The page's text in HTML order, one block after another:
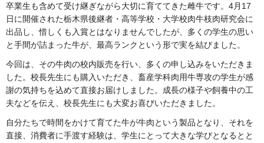
卒業生も含めて受け継ぎながら大切に育ててきた雌牛です。4月17
日に開催された栃木県後継者・高等学校・大学校肉牛枝肉研究会に
出品し、惜しくも入賞とはなりませんでしたが、多くの学生の思い
と手間が詰まった牛が、最高ランクという形で実を結びました。
今回は、その牛肉の校内販売を行い、多くの申し込みをいただきま
した。校長先生にも購入いただき、畜産学科肉用牛専攻の学生が感
謝の気持ちを込めて直接お届けしました。成長の様子や飼養中の工
夫などを伝え、校長先生にも大変お喜びいただきました。
自分たちで時間をかけて育てた牛が牛肉という製品となり、それを
直接、消費者に手渡す経験は、学生にとって大きな学びとなるとと